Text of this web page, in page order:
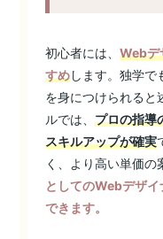
初心者には、 Webデ
すめします。独学で
を身につけられると
ルでは、 プロの指導
スキルアップが確実
く、より高い単価の
としてのWebデザ
できます。